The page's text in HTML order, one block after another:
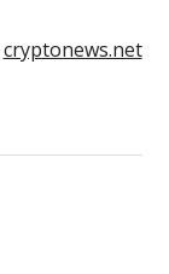
cryptonews.net